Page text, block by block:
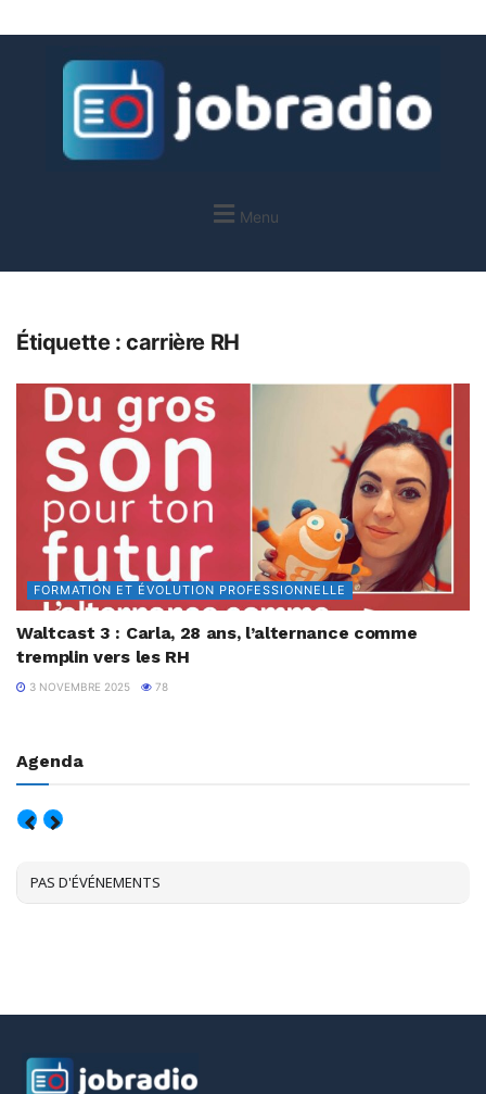
Menu
Étiquette :carrière RH
FORMATION ET ÉVOLUTION PROFESSIONNELLE
Waltcast 3 : Carla, 28 ans, l’alternance comme
tremplin vers les RH
3 NOVEMBRE 2025 78
Agenda
PAS D'ÉVÉNEMENTS